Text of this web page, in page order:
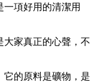
項好用的清潔用
大家真正的心聲，不
它的原料是礦物，是